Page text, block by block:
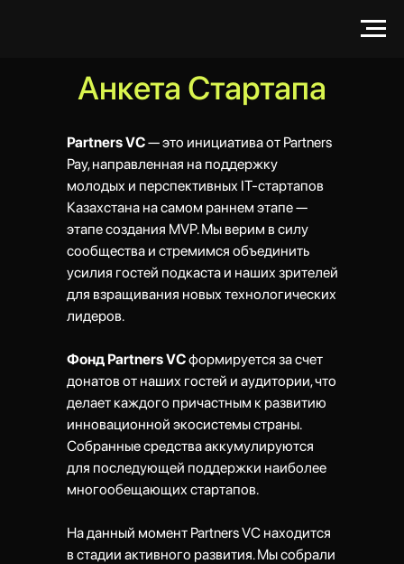
Анкета Стартапа
Partners VC— это инициатива от Partners
Pay, направленная на поддержку
молодых и перспективных IT-стартапов
Казахстана на самом раннем этапе —
этапе создания MVP. Мы верим в силу
сообщества и стремимся объединить
усилия гостей подкаста и наших зрителей
для взращивания новых технологических
лидеров.
Фонд Partners VCформируется за счет
донатов от наших гостей и аудитории, что
делает каждого причастным к развитию
инновационной экосистемы страны.
Собранные средства аккумулируются
для последующей поддержки наиболее
многообещающих стартапов.
На данный момент Partners VC находится
в стадии активного развития. Мы собрали